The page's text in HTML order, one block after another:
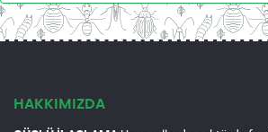
HAKKIMIZDA